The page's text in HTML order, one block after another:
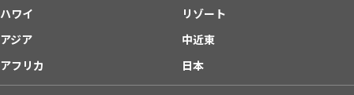
ハワイ
リゾート
アジア
中近東
アフリカ
日本